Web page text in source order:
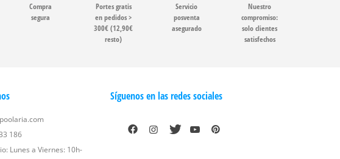
Compra
segura
Portes gratis
en pedidos >
300€ (12,90€
resto)
Servicio
posventa
asegurado
Nuestro
compromiso:
solo clientes
satisfechos
186
Lunes a Viernes: 10h-
Síguenos en las redes sociales